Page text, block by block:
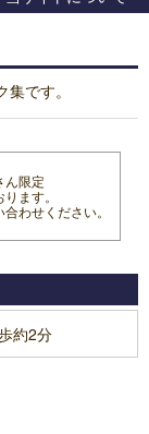
です。
ん限定
ます。
わせください。
約2分